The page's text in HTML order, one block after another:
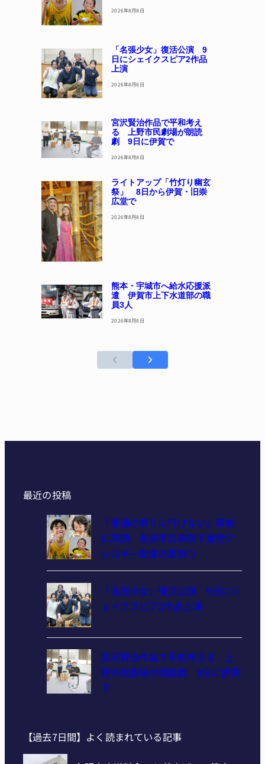
2026年8月8日
「名張少女」復活公演 9
日にシェイクスピア2作品
上演
2026年8月8日
宮沢賢治作品で平和考え
る 上野市民劇場が朗読
劇 9日に伊賀で
2026年8月8日
ライトアップ「竹灯り幽玄
祭」 8日から伊賀・旧崇
広堂で
2026年8月8日
熊本・宇城市へ給水応援派
遣 伊賀市上下水道部の職
員3人
2026年8月8日
最近の投稿
「普通の祭りに行けない」家族
に笑顔 名張市立病院で食物ア
レルギー配慮の夏祭り
「名張少女」復活公演 9日にシ
ェイクスピア2作品上演
宮沢賢治作品で平和考える 上
野市民劇場が朗読劇 9日に伊賀
で
【過去7日間】よく読まれている記事